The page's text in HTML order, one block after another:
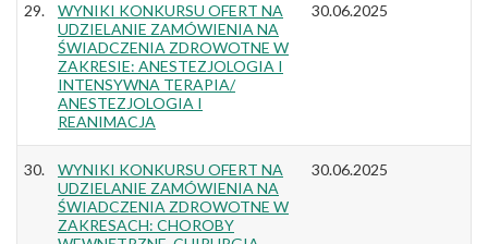
29.
WYNIKI KONKURSU OFERT NA
UDZIELANIE ZAMÓWIENIA NA
ŚWIADCZENIA ZDROWOTNE W
ZAKRESIE: ANESTEZJOLOGIA I
INTENSYWNA TERAPIA/
ANESTEZJOLOGIA I
REANIMACJA
30.06.2025
30.
WYNIKI KONKURSU OFERT NA
UDZIELANIE ZAMÓWIENIA NA
ŚWIADCZENIA ZDROWOTNE W
ZAKRESACH: CHOROBY
30.06.2025